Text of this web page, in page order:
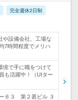
完全週休2日制
や設備会社、工場な
7時間程度でメリハ
境で手に職をつけて
も活躍中！（UIター
６３ 第２甚ビル ３